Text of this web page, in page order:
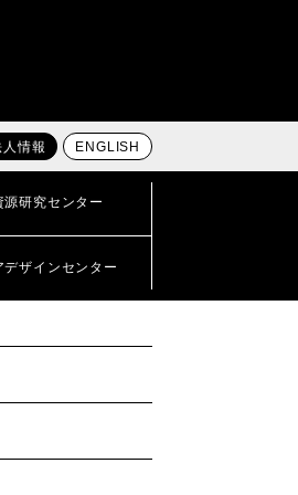
人情報 ENGLISH
源研究センター
デザインセンター